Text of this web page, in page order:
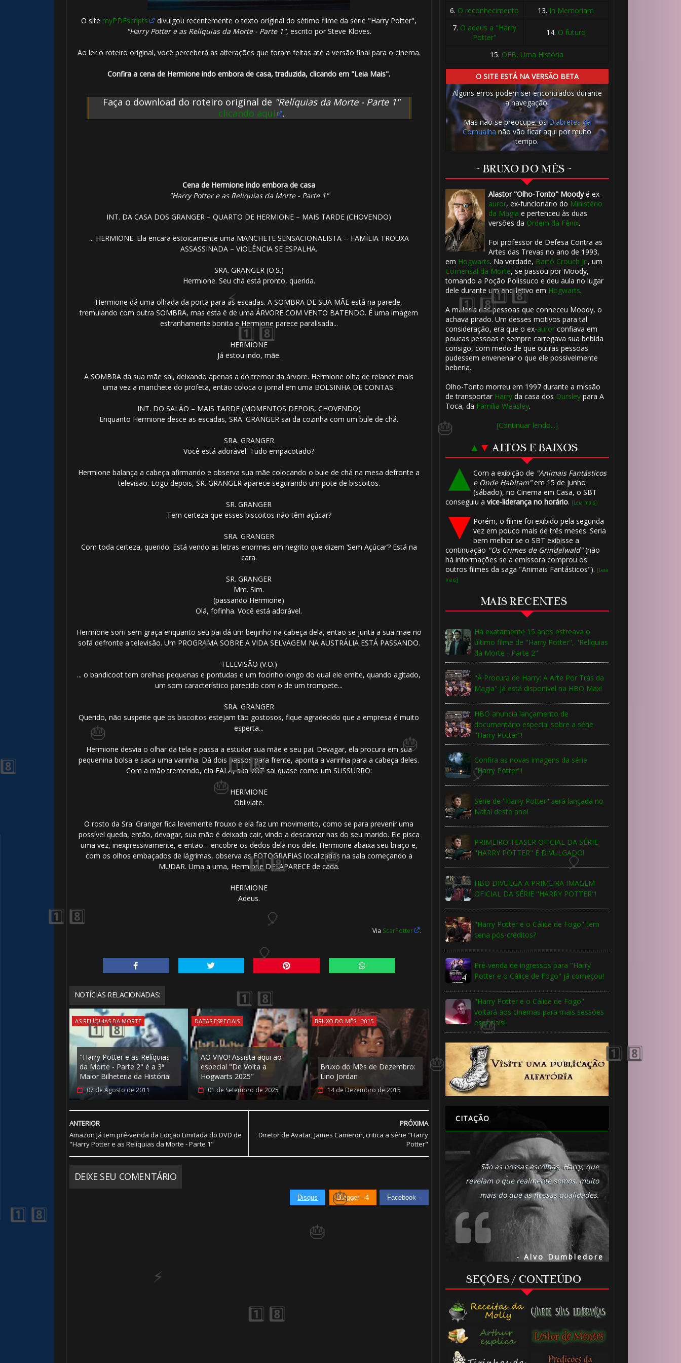
O site myPDFscripts
divulgou recentemente o texto original do sétimo filme da série "Harry Potter",
"Harry Potter e as Relíquias da Morte - Parte 1", escrito por Steve Kloves.
Ao ler o roteiro original, você perceberá as alterações que foram feitas até a versão final para o cinema.
Confira a cena de Hermione indo embora de casa, traduzida, clicando em "Leia Mais".
Faça o download do roteiro original de "Relíquias da Morte - Parte 1"
clicando aqui
.
Cena de Hermione indo embora de casa
"Harry Potter e as Relíquias da Morte - Parte 1"
INT. DA CASA DOS GRANGER – QUARTO DE HERMIONE – MAIS TARDE (CHOVENDO)
... HERMIONE. Ela encara estoicamente uma MANCHETE SENSACIONALISTA -- FAMÍLIA TROUXA
ASSASSINADA – VIOLÊNCIA SE ESPALHA.
SRA. GRANGER (O.S.)
Hermione. Seu chá está pronto, querida.
Hermione dá uma olhada da porta para as escadas. A SOMBRA DE SUA MÃE está na parede,
tremulando com outra SOMBRA, mas esta é de uma ÁRVORE COM VENTO BATENDO. É uma imagem
estranhamente bonita e Hermione parece paralisada...
HERMIONE
Já estou indo, mãe.
A SOMBRA da sua mãe sai, deixando apenas a do tremor da árvore. Hermione olha de relance mais
uma vez a manchete do profeta, então coloca o jornal em uma BOLSINHA DE CONTAS.
INT. DO SALÃO – MAIS TARDE (MOMENTOS DEPOIS, CHOVENDO)
Enquanto Hermione desce as escadas, SRA. GRANGER sai da cozinha com um bule de chá.
SRA. GRANGER
Você está adorável. Tudo empacotado?
Hermione balança a cabeça afirmando e observa sua mãe colocando o bule de chá na mesa defronte a
televisão. Logo depois, SR. GRANGER aparece segurando um pote de biscoitos.
SR. GRANGER
Tem certeza que esses biscoitos não têm açúcar?
SRA. GRANGER
Com toda certeza, querido. Está vendo as letras enormes em negrito que dizem ‘Sem Açúcar’? Está na
cara.
SR. GRANGER
Mm. Sim.
(passando Hermione)
Olá, fofinha. Você está adorável.
Hermione sorri sem graça enquanto seu pai dá um beijinho na cabeça dela, então se junta a sua mãe no
sofá defronte a televisão. Um PROGRAMA SOBRE A VIDA SELVAGEM NA AUSTRÁLIA ESTÁ PASSANDO.
TELEVISÃO (V.O.)
... o bandicoot tem orelhas pequenas e pontudas e um focinho longo do qual ele emite, quando agitado,
um som característico parecido com o de um trompete...
SRA. GRANGER
Querido, não suspeite que os biscoitos estejam tão gostosos, fique agradecido que a empresa é muito
esperta...
Hermione desvia o olhar da tela e passa a estudar sua mãe e seu pai. Devagar, ela procura em sua
pequenina bolsa e saca uma varinha. Dá dois passos para frente, aponta a varinha para a cabeça deles.
Com a mão tremendo, ela FALA, sua VOZ sai quase como um SUSSURRO:
HERMIONE
Obliviate.
O rosto da Sra. Granger fica levemente frouxo e ela faz um movimento, como se para prevenir uma
possível queda, então, devagar, sua mão é deixada cair, vindo a descansar nas do seu marido. Ele pisca
uma vez, inexpressivamente, e então… encobre os dedos dela nos dele. Hermione abaixa seu braço e,
com os olhos embaçados de lágrimas, observa as FOTOGRAFIAS localizadas na sala começando a
MUDAR. Uma a uma, Hermione DESAPARECE de cada.
HERMIONE
Adeus.
Via ScarPotter .
NOTÍCIAS RELACIONADAS:
AS RELÍQUIAS DA MORTE
"Harry Potter e as Relíquias
da Morte - Parte 2" é a 3ª
Maior Bilheteria da História!
07 de Agosto de 2011
DATAS ESPECIAIS
AO VIVO! Assista aqui ao
especial "De Volta a
Hogwarts 2025"
01 de Setembro de 2025
BRUXO DO MÊS - 2015
Bruxo do Mês de Dezembro:
Lino Jordan
14 de Dezembro de 2015
PRÓXIMA
Diretor de Avatar, James Cameron, critica a série "Harry
Potter"
ANTERIOR
Amazon já tem pré-venda da Edição Limitada do DVD de
"Harry Potter e as Relíquias da Morte - Parte 1"
DEIXE SEU COMENTÁRIO
Disqus Blogger - 4 Facebook -
6. O reconhecimento 13. In Memoriam
7. O adeus a "Harry
Potter"
14. O futuro
15. OFB, Uma História
O SITE ESTÁ NA VERSÃO BETA
Alguns erros podem ser encontrados durante
a navegação.
Mas não se preocupe: osDiabretes da
Cornualha não vão ficar aqui por muito
tempo.
~ BRUXO DO MÊS ~
Alastor "Olho-Tonto" Moodyé ex-
auror, ex-funcionário do Ministério
da Magia e pertenceu às duas
versões da Ordem da Fênix.
Foi professor de Defesa Contra as
Artes das Trevas no ano de 1993,
em Hogwarts. Na verdade, Bartô Crouch Jr., um
Comensal da Morte, se passou por Moody,
tomando a Poção Polissuco e deu aula no lugar
dele durante um ano letivo em Hogwarts.
A maioria das pessoas que conheceu Moody, o
achava pirado. Um desses motivos para tal
consideração, era que o ex-aurorconfiava em
poucas pessoas e sempre carregava sua bebida
consigo, com medo de que outras pessoas
pudessem envenenar o que ele possivelmente
beberia.
Olho-Tonto morreu em 1997 durante a missão
de transportar Harryda casa dos Dursleypara A
Toca, da Família Weasley.
[Continuar lendo...]
▲ ▼ ALTOS E BAIXOS
Com a exibição de "Animais Fantásticos
e Onde Habitam"em 15 de junho
(sábado), no Cinema em Casa, o SBT
conseguiu a vice-liderança no horário. [Leia mais]
Porém, o filme foi exibido pela segunda
vez em pouco mais de três meses. Seria
bem melhor se o SBT exibisse a
continuação "Os Crimes de Grindelwald"(não
há informações se a emissora comprou os
outros filmes da saga "Animais Fantásticos"). [Leia
mais]
MAIS RECENTES
Há exatamente 15 anos estreava o
último filme de "Harry Potter", "Relíquias
da Morte - Parte 2"
"À Procura de Harry: A Arte Por Trás da
Magia" já está disponível na HBO Max!
HBO anuncia lançamento de
documentário especial sobre a série
"Harry Potter"!
Confira as novas imagens da série
"Harry Potter"!
Série de "Harry Potter" será lançada no
Natal deste ano!
PRIMEIRO TEASER OFICIAL DA SÉRIE
"HARRY POTTER" É DIVULGADO!
HBO DIVULGA A PRIMEIRA IMAGEM
OFICIAL DA SÉRIE "HARRY POTTER"!
"Harry Potter e o Cálice de Fogo" tem
cena pós-créditos?
Pré-venda de ingressos para "Harry
Potter e o Cálice de Fogo" já começou!
"Harry Potter e o Cálice de Fogo"
voltará aos cinemas para mais sessões
especiais!
CITAÇÃO
São as nossas escolhas, Harry, que
revelam o que realmente somos, muito
mais do que as nossas qualidades.
- Alvo Dumbledore
SEÇÕES / CONTEÚDO
🎂
🎂
🎂
🎈
🎂
1️⃣ 8️⃣
🎈
1️⃣ 8️⃣
🎈
🎈
🎈
1️⃣ 8️⃣
🎂
🎈
🎈
1️⃣ 8️⃣
🎈
⚡
🎂
🎂
🎂
1️⃣ 8️⃣
🎂
1️⃣ 8️⃣
1️⃣ 8️⃣